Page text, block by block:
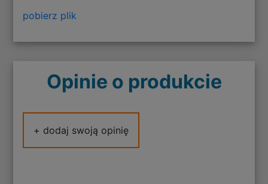
pobierz plik
Opinie o produkcie
+ dodaj swoją opinię